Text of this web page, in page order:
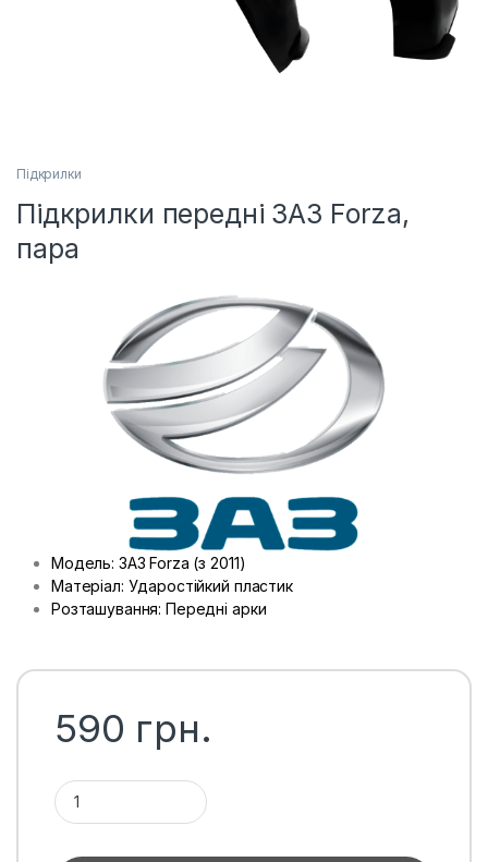
Підкрилки
Підкрилки передні ЗАЗ Forza,
пара
Модель: ЗАЗ Forza (з 2011)
Матеріал: Ударостійкий пластик
Розташування: Передні арки
590 грн.
Підкрилки передні ЗАЗ Forza, пара кількість